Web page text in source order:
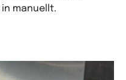
manuellt.